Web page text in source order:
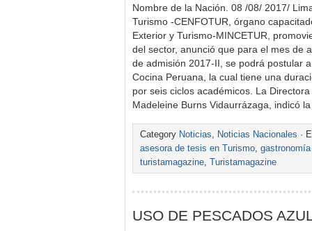
Nombre de la Nación. 08 /08/ 2017/
Turismo -CENFOTUR, órgano
Exterior y Turismo-MINCETUR,
del sector, anunció que para el mes de
de admisión 2017-II, se podrá postular
Cocina Peruana, la cual tiene una
por seis ciclos académicos. La
Madeleine Burns Vidaurrázaga, indicó
Category Noticias, Noticias Nacionales ·
asesora de tesis en Turismo,
turistamagazine, Turistamagazine
USO DE PESCADOS